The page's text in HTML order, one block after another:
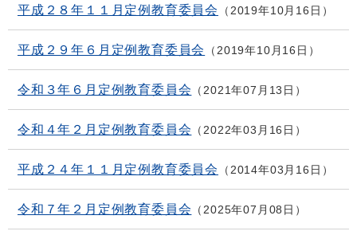
平成２８年１１月定例教育委員会 2019年10月16日
平成２９年６月定例教育委員会 2019年10月16日
令和３年６月定例教育委員会 2021年07月13日
令和４年２月定例教育委員会 2022年03月16日
平成２４年１１月定例教育委員会 2014年03月16日
令和７年２月定例教育委員会 2025年07月08日